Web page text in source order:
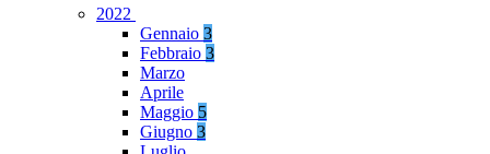
2022
Gennaio 3
Febbraio 3
Marzo
Aprile
Maggio 5
Giugno 3